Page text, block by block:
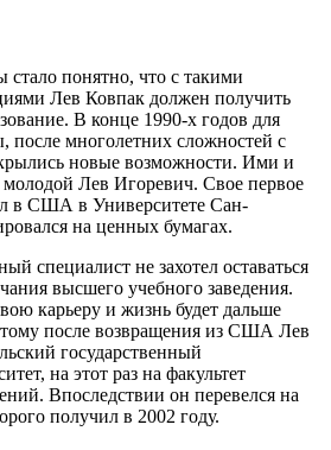
понятно, что с такими
Лев Ковпак должен получить
В конце 1990-х годов для
после многолетних сложностей с
новые возможности. Ими и
молодой Лев Игоревич. Свое первое
в США в Университете Сан-
на ценных бумагах.
специалист не захотел оставаться
высшего учебного заведения.
карьеру и жизнь будет дальше
после возвращения из США Лев
государственный
на этот раз на факультет
Впоследствии он перевелся на
получил в 2002 году.